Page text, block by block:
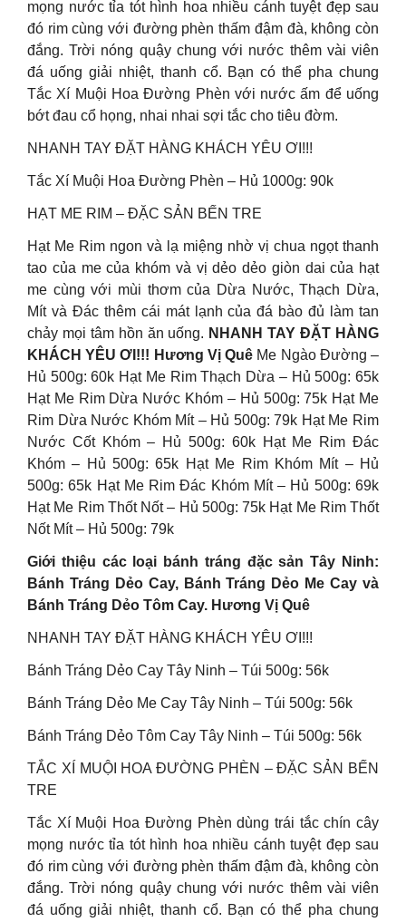
mọng nước tỉa tót hình hoa nhiều cánh tuyệt đẹp sau
đó rim cùng với đường phèn thấm đậm đà, không còn
đắng. Trời nóng quậy chung với nước thêm vài viên
đá uống giải nhiệt, thanh cổ. Bạn có thể pha chung
Tắc Xí Muội Hoa Đường Phèn với nước ấm để uống
bớt đau cổ họng, nhai nhai sợi tắc cho tiêu đờm.
NHANH TAY ĐẶT HÀNG KHÁCH YÊU ƠI!!!
Tắc Xí Muội Hoa Đường Phèn – Hủ 1000g: 90k
HẠT ME RIM – ĐẶC SẢN BẾN TRE
Hạt Me Rim ngon và lạ miệng nhờ vị chua ngọt thanh
tao của me của khóm và vị dẻo dẻo giòn dai của hạt
me cùng với mùi thơm của Dừa Nước, Thạch Dừa,
Mít và Đác thêm cái mát lạnh của đá bào đủ làm tan
chảy mọi tâm hồn ăn uống. NHANH TAY ĐẶT HÀNG
KHÁCH YÊU ƠI!!! Hương Vị Quê Me Ngào Đường –
Hủ 500g: 60k Hạt Me Rim Thạch Dừa – Hủ 500g: 65k
Hạt Me Rim Dừa Nước Khóm – Hủ 500g: 75k Hạt Me
Rim Dừa Nước Khóm Mít – Hủ 500g: 79k Hạt Me Rim
Nước Cốt Khóm – Hủ 500g: 60k Hạt Me Rim Đác
Khóm – Hủ 500g: 65k Hạt Me Rim Khóm Mít – Hủ
500g: 65k Hạt Me Rim Đác Khóm Mít – Hủ 500g: 69k
Hạt Me Rim Thốt Nốt – Hủ 500g: 75k Hạt Me Rim Thốt
Nốt Mít – Hủ 500g: 79k
Giới thiệu các loại bánh tráng đặc sản Tây Ninh:
Bánh Tráng Dẻo Cay, Bánh Tráng Dẻo Me Cay và
Bánh Tráng Dẻo Tôm Cay. Hương Vị Quê
NHANH TAY ĐẶT HÀNG KHÁCH YÊU ƠI!!!
Bánh Tráng Dẻo Cay Tây Ninh – Túi 500g: 56k
Bánh Tráng Dẻo Me Cay Tây Ninh – Túi 500g: 56k
Bánh Tráng Dẻo Tôm Cay Tây Ninh – Túi 500g: 56k
TẮC XÍ MUỘI HOA ĐƯỜNG PHÈN – ĐẶC SẢN BẾN
TRE
Tắc Xí Muội Hoa Đường Phèn dùng trái tắc chín cây
mọng nước tỉa tót hình hoa nhiều cánh tuyệt đẹp sau
đó rim cùng với đường phèn thấm đậm đà, không còn
đắng. Trời nóng quậy chung với nước thêm vài viên
đá uống giải nhiệt, thanh cổ. Bạn có thể pha chung